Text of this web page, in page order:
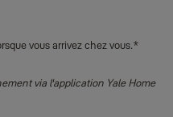
vous arrivez chez vous.*
via l'application Yale Home